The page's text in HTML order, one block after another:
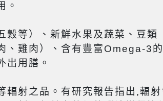
。
等）、新鮮水果及蔬菜、豆
、雞肉）、含有豐富Omega-3
出用膳。
輻射之品。有研究報告指出,輻